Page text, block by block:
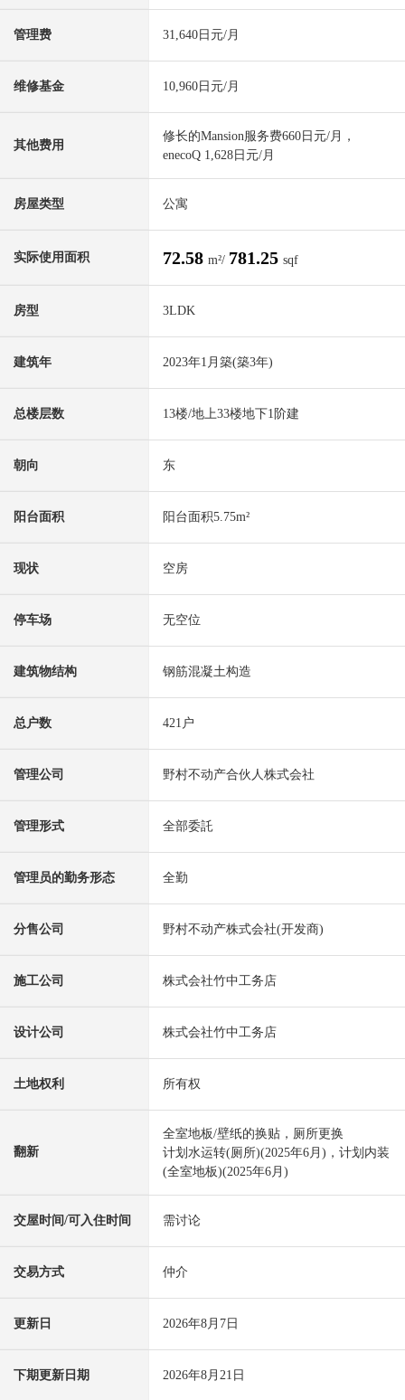
管理费 31,640日元/月
维修基金 10,960日元/月
其他费用
修长的Mansion服务费660日元/月，
enecoQ 1,628日元/月
房屋类型 公寓
实际使用面积 72.58 m²/ 781.25 sqf
房型 3LDK
建筑年 2023年1月築(築3年)
总楼层数 13楼/地上33楼地下1阶建
朝向 东
阳台面积 阳台面积5.75m²
现状 空房
停车场 无空位
建筑物结构 钢筋混凝土构造
总户数 421户
管理公司 野村不动产合伙人株式会社
管理形式 全部委託
管理员的勤务形态 全勤
分售公司 野村不动产株式会社(开发商)
施工公司 株式会社竹中工务店
设计公司 株式会社竹中工务店
土地权利 所有权
翻新
全室地板/壁纸的换贴，厕所更换
计划水运转(厕所)(2025年6月)，计划内装
(全室地板)(2025年6月)
交屋时间/可入住时间 需讨论
交易方式 仲介
更新日 2026年8月7日
下期更新日期 2026年8月21日